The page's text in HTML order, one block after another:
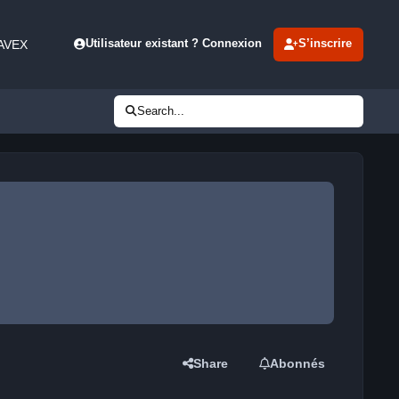
Utilisateur existant ? Connexion S’inscrire
Search...
Share Abonnés